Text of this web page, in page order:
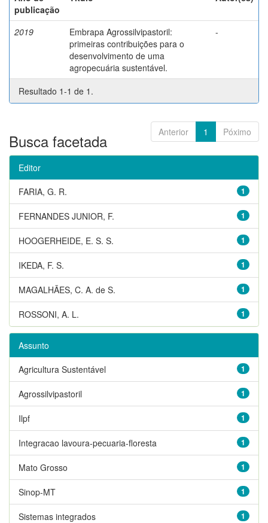
publicação
2019
Embrapa Agrossilvipastoril:
primeiras contribuições para o
desenvolvimento de uma
agropecuária sustentável.
-
Resultado 1-1 de 1.
Anterior 1 Póximo
Busca facetada
Editor
1
FARIA, G. R.
1
FERNANDES JUNIOR, F.
1
HOOGERHEIDE, E. S. S.
1
IKEDA, F. S.
1
MAGALHÃES, C. A. de S.
1
ROSSONI, A. L.
Assunto
1
Agricultura Sustentável
1
Agrossilvipastoril
1
Ilpf
1
Integracao lavoura-pecuaria-floresta
1
Mato Grosso
1
Sinop-MT
1
Sistemas integrados